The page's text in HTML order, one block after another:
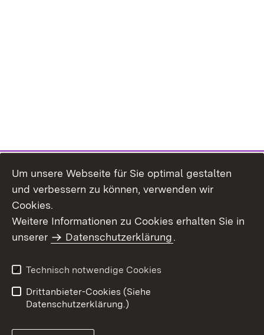
Benutzungshinweise
Erklärung zur
Um unsere Webseite für Sie optimal gestalten
und verbessern zu können, verwenden wir
Cookies.
Weitere Informationen zu Cookies erhalten Sie in
unserer
Datenschutzerklärung.
Technisch notwendige Cookies
Drittanbieter-Cookies (Siehe
Datenschutzerklärung.)